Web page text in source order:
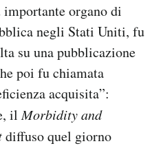
organo di
negli Stati Uniti, fu
su una pubblicazione
poi fu chiamata
acquisita”:
ilMorbidity and
diffuso quel giorno